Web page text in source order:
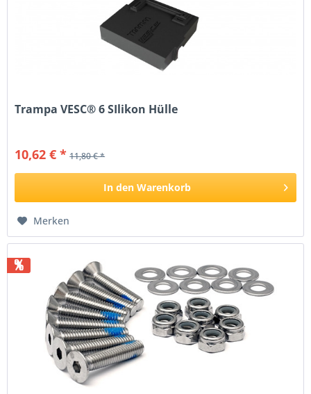
Trampa VESC® 6 SIlikon Hülle
10,62 € * 11,80 € *
In den Warenkorb
Merken
%